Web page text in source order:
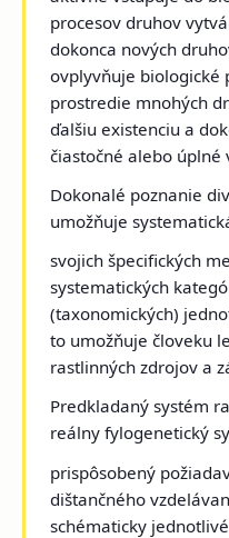
procesov druhov
dokonca nových
ovplyvňuje biologické
prostredie mnohých
ďalšiu existenciu a
čiastočné alebo úplné
Dokonalé poznanie
umožňuje
svojich špecifických
systematických
(taxonomických)
to umožňuje človeku
rastlinných zdrojov a
Predkladaný systém
reálny fylogenetický
prispôsobený
dištančného
schématicky